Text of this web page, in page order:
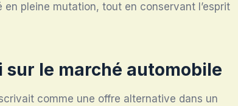
pleine mutation, tout en conservant l’esprit
sur le marché automobile
comme une offre alternative dans un